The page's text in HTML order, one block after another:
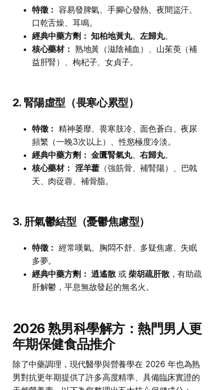
特徵： 容易發脾氣、手腳心發熱、夜間盜汗、
口乾舌燥、耳鳴。
經典中藥方劑： 知柏地黃丸、左歸丸。
核心藥材： 熟地黃（滋陰補血）、山茱萸（補
益肝腎）、枸杞子、女貞子。
2. 腎陽虛型（畏寒心累型）
特徵： 精神萎靡、畏寒肢冷、面色蒼白、夜尿
頻繁（一晚3次以上）、性慾極度冷淡。
經典中藥方劑： 金匱腎氣丸、右歸丸。
核心藥材： 淫羊藿 （強筋骨、補腎陽）、巴戟
天、肉蓯蓉、補骨脂。
3. 肝氣鬱結型（憂鬱焦慮型）
特徵： 經常嘆氣、胸悶不舒、多疑焦慮、失眠
多夢。
經典中藥方劑： 逍遙散或 柴胡疏肝散，有助疏
肝解鬱，平息無故發起的無名火。
2026 熟男科學解方：熱門男人更
年期保健食品推介
除了中藥調理，現代醫學與營養學在 2026 年也為熟
男對抗更年期提供了許多高度精準、具備臨床實證的